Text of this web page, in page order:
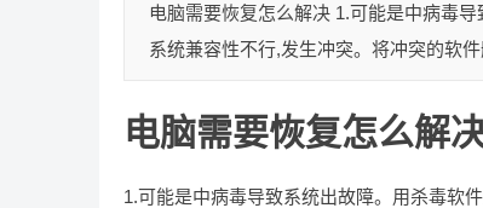
电脑需要恢复怎么解决 1.可能是中病毒
系统兼容性不行,发生冲突。将冲突的软
电脑需要恢复怎么解
1.可能是中病毒导致系统出故障。用杀毒软件